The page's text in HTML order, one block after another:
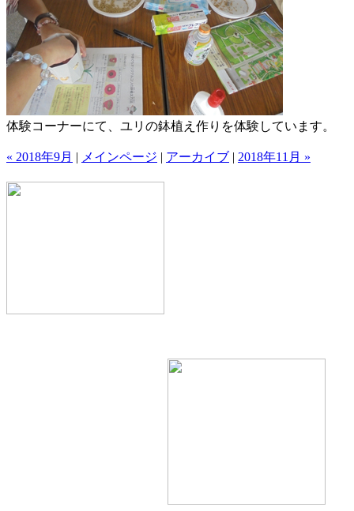
体験コーナーにて、ユリの鉢植え作りを体験しています。
« 2018年9月 | メインページ | アーカイブ | 2018年11月 »